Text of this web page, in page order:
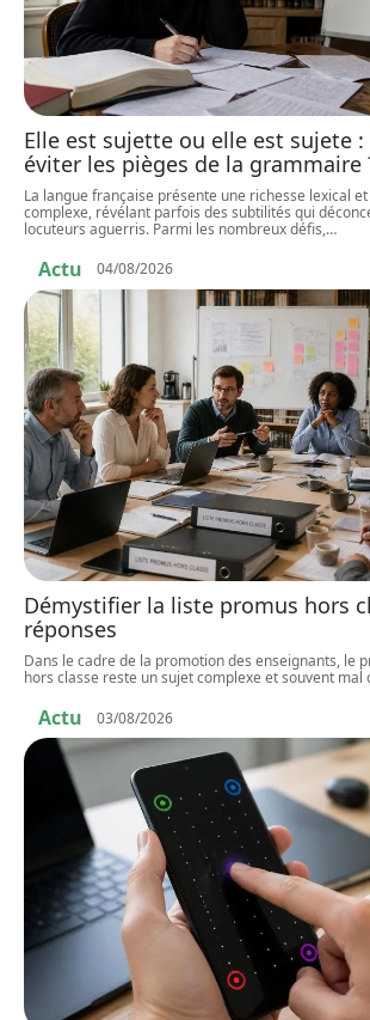
Elle est sujette ou elle est sujete
éviter les pièges de la grammaire
La langue française présente une richesse lexical
complexe, révélant parfois des subtilités qui
locuteurs aguerris. Parmi les nombreux défis,…
Actu 04/08/2026
Démystifier la liste promus hors
réponses
Dans le cadre de la promotion des enseignants, le
hors classe reste un sujet complexe et souvent mal
Actu 03/08/2026